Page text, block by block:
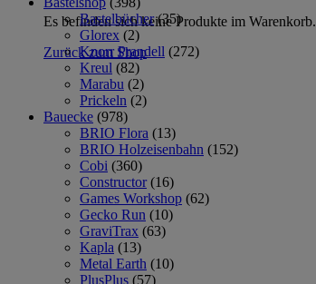
Es befinden sich keine Produkte im Warenkorb.
Zurück zum Shop
Bastelbücher (35)
Glorex (2)
Knorr Prandell (272)
Kreul (82)
Marabu (2)
Prickeln (2)
Bauecke (978)
BRIO Flora (13)
BRIO Holzeisenbahn (152)
Cobi (360)
Constructor (16)
Games Workshop (62)
Gecko Run (10)
GraviTrax (63)
Kapla (13)
Metal Earth (10)
PlusPlus (57)